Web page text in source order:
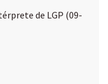
de LGP (09-